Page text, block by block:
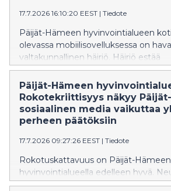
17.7.2026 16:10:20 EEST | Tiedote
Päijät-Hämeen hyvinvointialueen
olevassa mobiilisovelluksessa on
valtakunnallinen häiriö. Häiriö estää
potilastietojärjestelmän käytön
kautta.
Päijät-Hämeen
Rokotekriittisyys näkyy
sosiaalinen media vaikuttaa
perheen päätöksiin
17.7.2026 09:27:26 EEST | Tiedote
Rokotuskattavuus on Päijät-Hämeen
hyvinvointialueella edelleen hyvä.
kouluterveydenhuollossa on